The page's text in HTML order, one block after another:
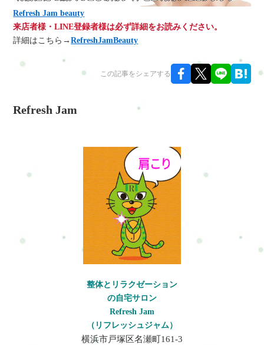
Refresh Jam beauty
来店者様・LINE登録者様は必ず詳細をお読みください。
詳細はこちら→RefreshJamBeauty
この記事をシェアする
Refresh Jam
整体とリラクゼーション
の自宅サロン
Refresh Jam
（リフレッシュジャム）
横浜市戸塚区名瀬町161-3